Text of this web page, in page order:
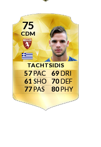
75
CDM
TACHTSIDIS
57
61
77
69
70
80